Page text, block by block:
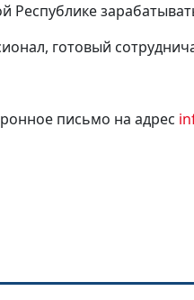
Республике
готовый
письмо на адрес